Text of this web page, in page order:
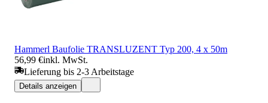
Hammerl Baufolie TRANSLUZENT Typ 200, 4 x 50m
56,99 €inkl. MwSt.
Lieferung bis 2-3 Arbeitstage
Details anzeigen